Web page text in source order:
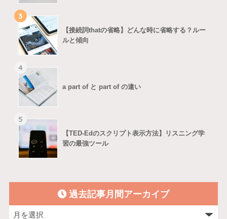
3
【接続詞thatの省略】どんな時に省略する？ルー
ルと傾向
4
a part of と part of の違い
5
【TED-Edのスクリプト表示方法】リスニング学
習の最強ツール
過去記事月間アーカイブ